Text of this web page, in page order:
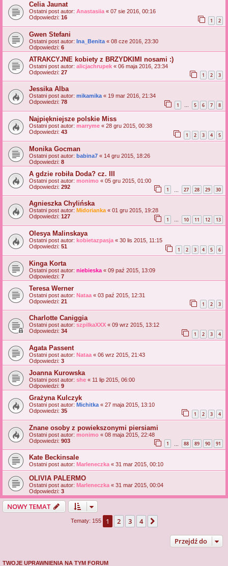
Celia Jaunat
Ostatni post autor: Anastasiia « 07 sie 2016, 00:16
Odpowiedzi: 16 1 2
Gwen Stefani
Ostatni post autor: Ina_Benita « 08 cze 2016, 23:30
Odpowiedzi: 6
ATRAKCYJNE kobiety z BRZYDKIMI nosami :)
Ostatni post autor: alicjachrupek « 06 maja 2016, 23:34
Odpowiedzi: 27 1 2 3
Jessika Alba
Ostatni post autor: mikamika « 19 mar 2016, 21:34
Odpowiedzi: 78 1 … 5 6 7 8
Najpiękniejsze polskie Miss
Ostatni post autor: marryme « 28 gru 2015, 00:38
Odpowiedzi: 43 1 2 3 4 5
Monika Gocman
Ostatni post autor: babina7 « 14 gru 2015, 18:26
Odpowiedzi: 8
A gdzie robiła Doda? cz. III
Ostatni post autor: monimo « 05 gru 2015, 01:00
Odpowiedzi: 292 1 27 28 29 30
Agnieszka Chylińska
Ostatni post autor: Midorianka « 01 gru 2015, 19:28
Odpowiedzi: 127 1 … 10 11 12 13
Olesya Malinskaya
Ostatni post autor: kobietazpasja « 30 lis 2015, 11:15
Odpowiedzi: 51 1 2 3 4 5 6
Kinga Korta
Ostatni post autor: niebieska « 09 paź 2015, 13:09
Odpowiedzi: 7
Teresa Werner
Ostatni post autor: Nataa « 03 paź 2015, 12:31
Odpowiedzi: 21 1 2 3
Charlotte Caniggia
Ostatni post autor: szpilkaXXX « 09 wrz 2015, 13:12
Odpowiedzi: 34 1 2 3 4
Agata Passent
Ostatni post autor: Nataa « 06 wrz 2015, 21:43
Odpowiedzi: 3
Joanna Kurowska
Ostatni post autor: she « 11 lip 2015, 06:00
Odpowiedzi: 9
Grażyna Kulczyk
Ostatni post autor: Michitka « 27 maja 2015, 13:10
Odpowiedzi: 35 1 2 3 4
Znane osoby z powiekszonymi piersiami
Ostatni post autor: monimo « 08 maja 2015, 22:48
Odpowiedzi: 903 1 88 89 90 91
Kate Beckinsale
Ostatni post autor: Marleneczka « 31 mar 2015, 00:10
OLIVIA PALERMO
Ostatni post autor: Marleneczka « 31 mar 2015, 00:04
Odpowiedzi: 3
NOWY TEMAT
Tematy: 155 1 2 3 4
Przejdź do
TWOJE UPRAWNIENIA NA TYM FORUM